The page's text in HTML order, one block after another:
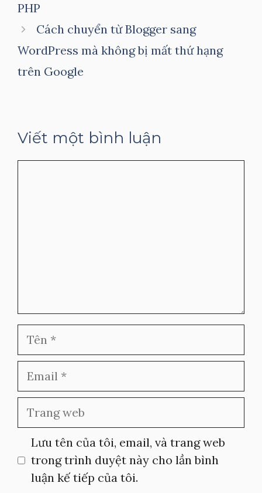
PHP
Cách chuyển từ Blogger sang
WordPress mà không bị mất thứ hạng
trên Google
Viết một bình luận
Tên
Email
Trang
Lưu tên của tôi, email, và trang web
trong trình duyệt này cho lần bình
luận kế tiếp của tôi.